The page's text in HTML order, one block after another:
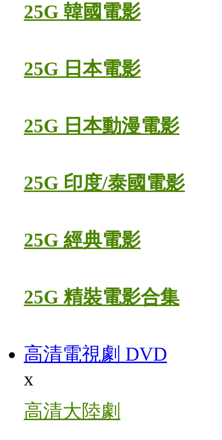
25G 韓國電影
25G 日本電影
25G 日本動漫電影
25G 印度/泰國電影
25G 經典電影
25G 精裝電影合集
高清電視劇 DVD
x
高清大陸劇